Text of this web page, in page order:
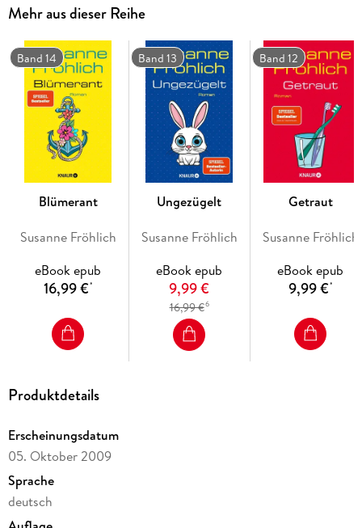
Mehr aus dieser Reihe
Band 14
Blümerant
Susanne Fröhlich
eBook epub
16,99 €*
Band 13
Ungezügelt
Susanne Fröhlich
eBook epub
9,99 €
16,99 €6
Band 12
Getraut
Susanne Fröhlich
eBook epub
9,99 €*
Produktdetails
Erscheinungsdatum
05. Oktober 2009
Sprache
deutsch